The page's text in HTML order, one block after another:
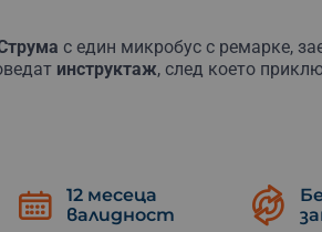
с един микробус с ремарке,
инструктаж, след което
домашни гозби в някой от
виждатспускащите се рафтове
по
12 месеца
валидност